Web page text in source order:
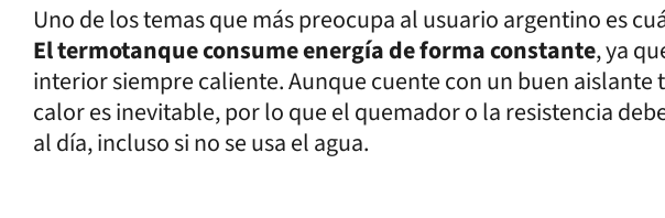
Uno de los temas que más preocupa al usuario argentino es
El termotanque consume energía de forma constante, ya
interior siempre caliente. Aunque cuente con un buen aislante
calor es inevitable, por lo que el quemador o la resistencia
al día, incluso si no se usa el agua.